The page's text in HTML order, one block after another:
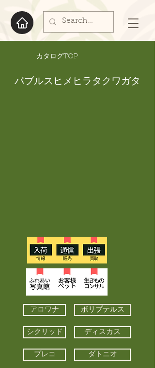
​カタログTOP
パブルスヒメヒラタクワガタ
アロワナ ポリプテルス
シクリッド ディスカス
プレコ ダトニオ